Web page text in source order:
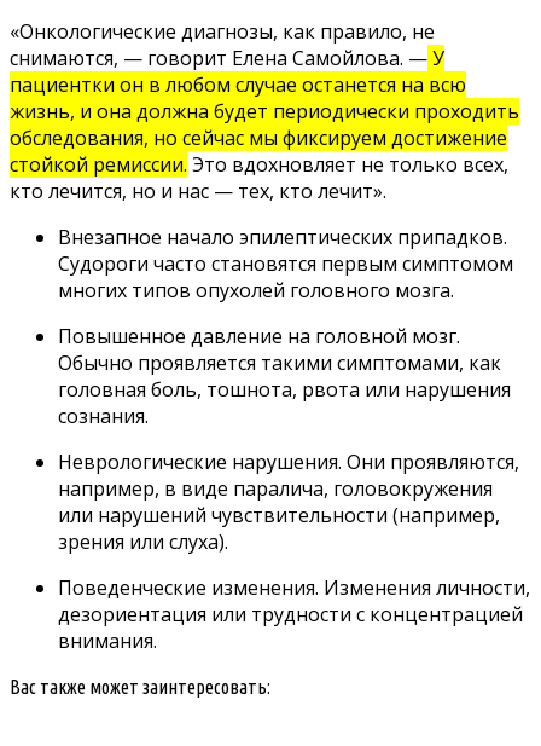
«Онкологические диагнозы, как правило, не
снимаются, — говорит Елена Самойлова. —У
пациентки он в любом случае останется на всю
жизнь, и она должна будет периодически проходить
обследования, но сейчас мы фиксируем достижение
стойкой ремиссии. Это вдохновляет не только всех,
кто лечится, но и нас — тех, кто лечит».
Внезапное начало эпилептических припадков.
Судороги часто становятся первым симптомом
многих типов опухолей головного мозга.
Повышенное давление на головной мозг.
Обычно проявляется такими симптомами, как
головная боль, тошнота, рвота или нарушения
сознания.
Неврологические нарушения. Они проявляются,
например, в виде паралича, головокружения
или нарушений чувствительности (например,
зрения или слуха).
Поведенческие изменения. Изменения личности,
дезориентация или трудности с концентрацией
внимания.
Вас также может заинтересовать: